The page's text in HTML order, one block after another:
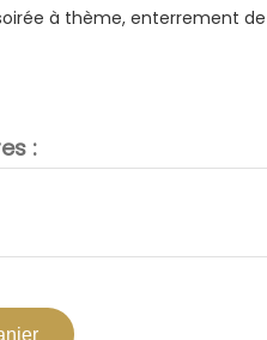
à thème, enterrement
: